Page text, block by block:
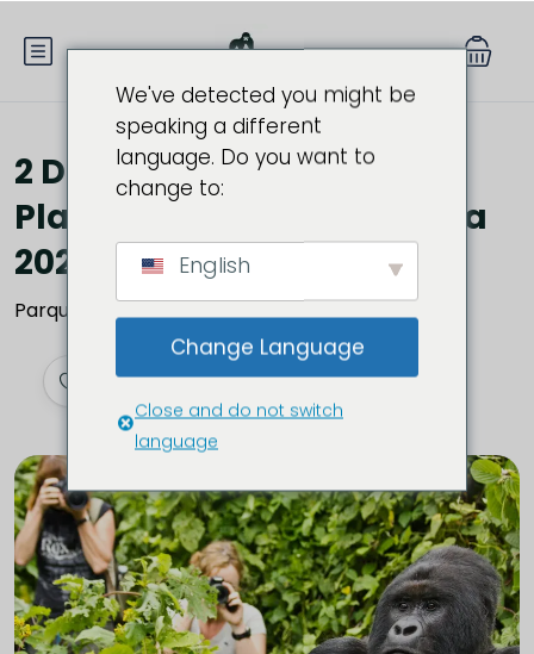
2 Día Gorila de espalda
Plateada Safari en Ruanda
2025
Parque Nacional de los Volcanes, Kinigi, Ruanda
We've detected you might be
speaking a different
language. Do you want to
change to:
English
Change Language
Close and do not switch
language